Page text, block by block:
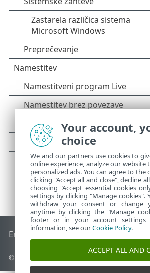
End of Life Zbirka znanja družbe ESET
© 1992 - 2025 ESET, spol. s r. o. – Vse
Your account,
choice
We and our partners use cookies to
online experience, analyze our website
personalized ads. You can agree to
clicking "Accept all and close", decline
choosing "Accept essential cookies
settings by clicking "Manage cookies".
withdraw your consent or change
anytime by clicking the "Manage
footer or in your account settings
information, see ourCookie Policy.
ACCEPT ALL AND